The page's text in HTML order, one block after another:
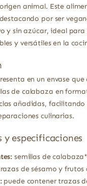
animal. Este
por ser
y sin azúcar, ideal para
y versátiles en la
en un envase
de calabaza en
añadidas, facilitando
culinarias.
especificaciones
semillas de
de sésamo y frutos
puede contener trazas